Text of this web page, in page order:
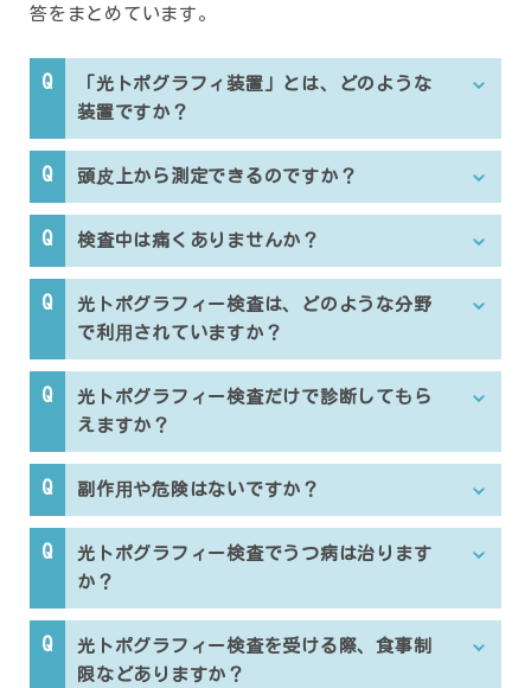
答をまとめています。
「光トポグラフィ装置」とは、どのような
装置ですか？
頭⽪上から測定できるのですか？
検査中は痛くありませんか？
光トポグラフィー検査は、どのような分野
で利⽤されていますか？
光トポグラフィー検査だけで診断してもら
えますか？
副作⽤や危険はないですか？
光トポグラフィー検査でうつ病は治ります
か？
光トポグラフィー検査を受ける際、食事制
限などありますか？